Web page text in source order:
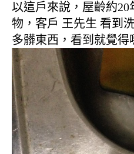
以這戶來說，屋齡約
物，客戶 王先生 看到
多髒東西，看到就覺得